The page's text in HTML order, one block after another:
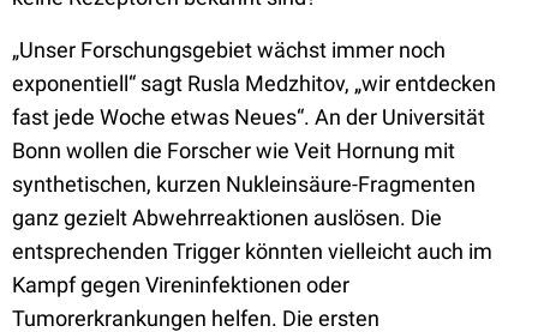
„Unser Forschungsgebiet wächst immer noch
exponentiell“ sagt Rusla Medzhitov, „wir entdecken
fast jede Woche etwas Neues“. An der Universität
Bonn wollen die Forscher wie Veit Hornung mit
synthetischen, kurzen Nukleinsäure-Fragmenten
ganz gezielt Abwehrreaktionen auslösen. Die
entsprechenden Trigger könnten vielleicht auch im
Kampf gegen Vireninfektionen oder
Tumorerkrankungen helfen. Die ersten